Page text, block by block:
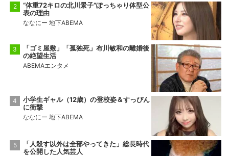
“体重72キロの北川景子”ぽっちゃり体型公
表の理由
ななにー 地下ABEMA
「ゴミ屋敷」「孤独死」布川敏和の離婚後
の絶望生活
ABEMAエンタメ
小学生ギャル（12歳）の登校姿＆すっぴん
に衝撃
ななにー 地下ABEMA
「人殺す以外は全部やってきた」総長時代
を公開した人気芸人